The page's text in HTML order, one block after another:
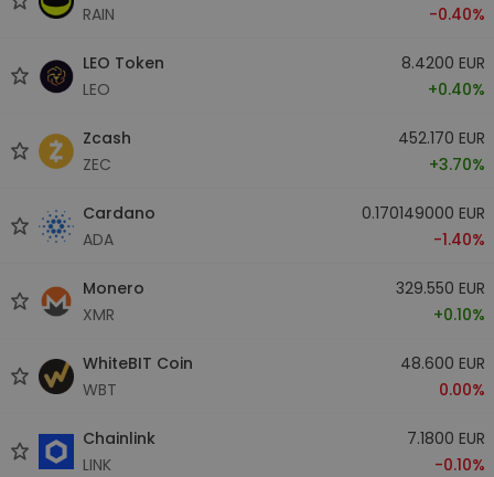
RAIN
-0.40%
LEO Token
LEO
8.4200 EUR
+0.40%
Zcash
ZEC
452.170 EUR
+3.70%
Cardano
ADA
0.170149000 EUR
-1.40%
Monero
XMR
329.550 EUR
+0.10%
WhiteBIT Coin
WBT
48.600 EUR
0.00%
Chainlink
LINK
7.1800 EUR
-0.10%